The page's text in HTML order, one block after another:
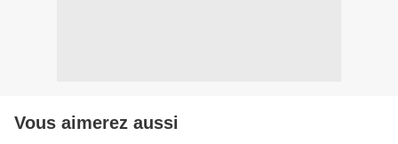
Vous aimerez aussi